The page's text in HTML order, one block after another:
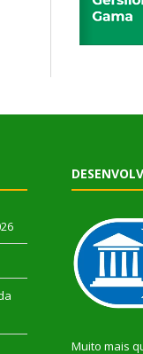
Muito mais